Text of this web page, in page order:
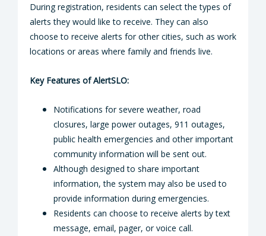
During registration, residents can select the types of
alerts they would like to receive. They can also
choose to receive alerts for other cities, such as work
locations or areas where family and friends live.
Key Features of AlertSLO:
Notifications for severe weather, road
closures, large power outages, 911 outages,
public health emergencies and other important
community information will be sent out.
Although designed to share important
information, the system may also be used to
provide information during emergencies.
Residents can choose to receive alerts by text
message, email, pager, or voice call.